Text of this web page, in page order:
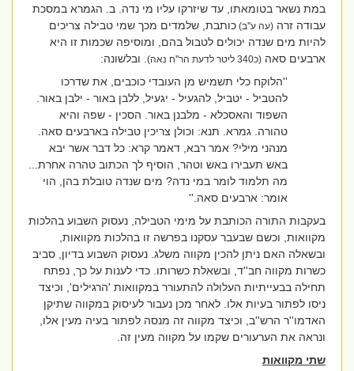
במת נשאר בטומאתו, עד שיזרקו עליו מי נדה. ב. הגמרא במסכת
עבודה זרה(עה ע''ב)כותבת, שלמדים מכך שמי טבילה צריכים
להיות מים שנדה יכולים לטבול בהם, ומוסיפה שכמות זו היא
ארבעים סאה(כ340 ליטר לדעת הר''ח נאה)
. ובלשונה:
''הלוקח כלי תשמיש מן העובדי כוכבים, את שדרכו
להטביל - יטביל, להגעיל - יגעיל, ללבן באור - ילבן באור.
השפוד והאסכלא - מלבנן באור. הסכין - שפה והיא
טהורה. גמרא. תנא: וכולן צריכין טבילה בארבעים סאה.
מנהני מילי? אמר רבא, דאמר קרא: כל דבר אשר יבא
באש תעבירו באש וטהר, הוסיף לך הכתוב טהרה אחרת...
מה תלמוד לומר במי נדה? מים שנדה טובלת בהן, הוי
אומר: ארבעים סאה.''
בעקבות התורה הכותבת על מימי הטבילה, נעסוק השבוע בהלכות
מקוואות, וכשם שבעבר עסקנו בפרשה זו בהלכות מקוואות,
ובשאלה האם ניתן להכין מקווה משלג. נעסוק השבוע בדיון, סביב
כשרות מקווה חב''ד, ובשאלת כשרותו. כדי לענות על כך, נפתח
תחילה בבעייתיות העלולה להתעורר במקוואות 'הרגילים', וכיצד
ניסו לפתור בעיות אלו. לאחר מכן נעבור לעיסוק במקווה שתיקן
האדמו''ר הרש''ב, וכיצד מקווה זה מנסה לפתור בעיה מעין אלו,
ונראה את הערעורים שקמו על מקווה מעין זה.
שתי מקוואות